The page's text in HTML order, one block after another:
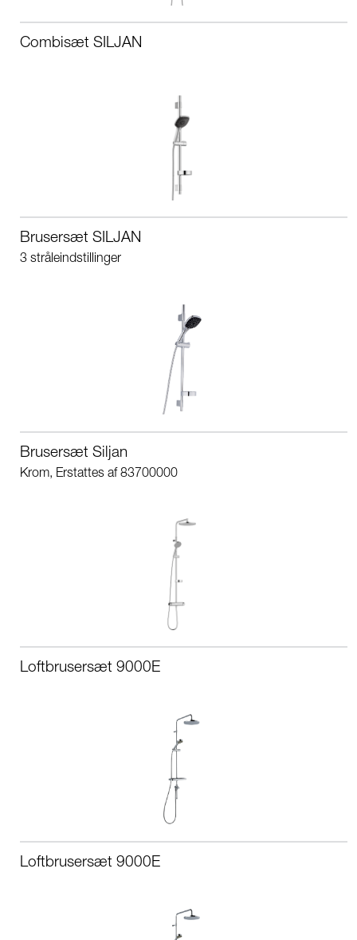
Combisæt SILJAN
Brusersæt SILJAN
3 stråleindstillinger
Brusersæt Siljan
Krom, Erstattes af 83700000
Loftbrusersæt 9000E
Loftbrusersæt 9000E